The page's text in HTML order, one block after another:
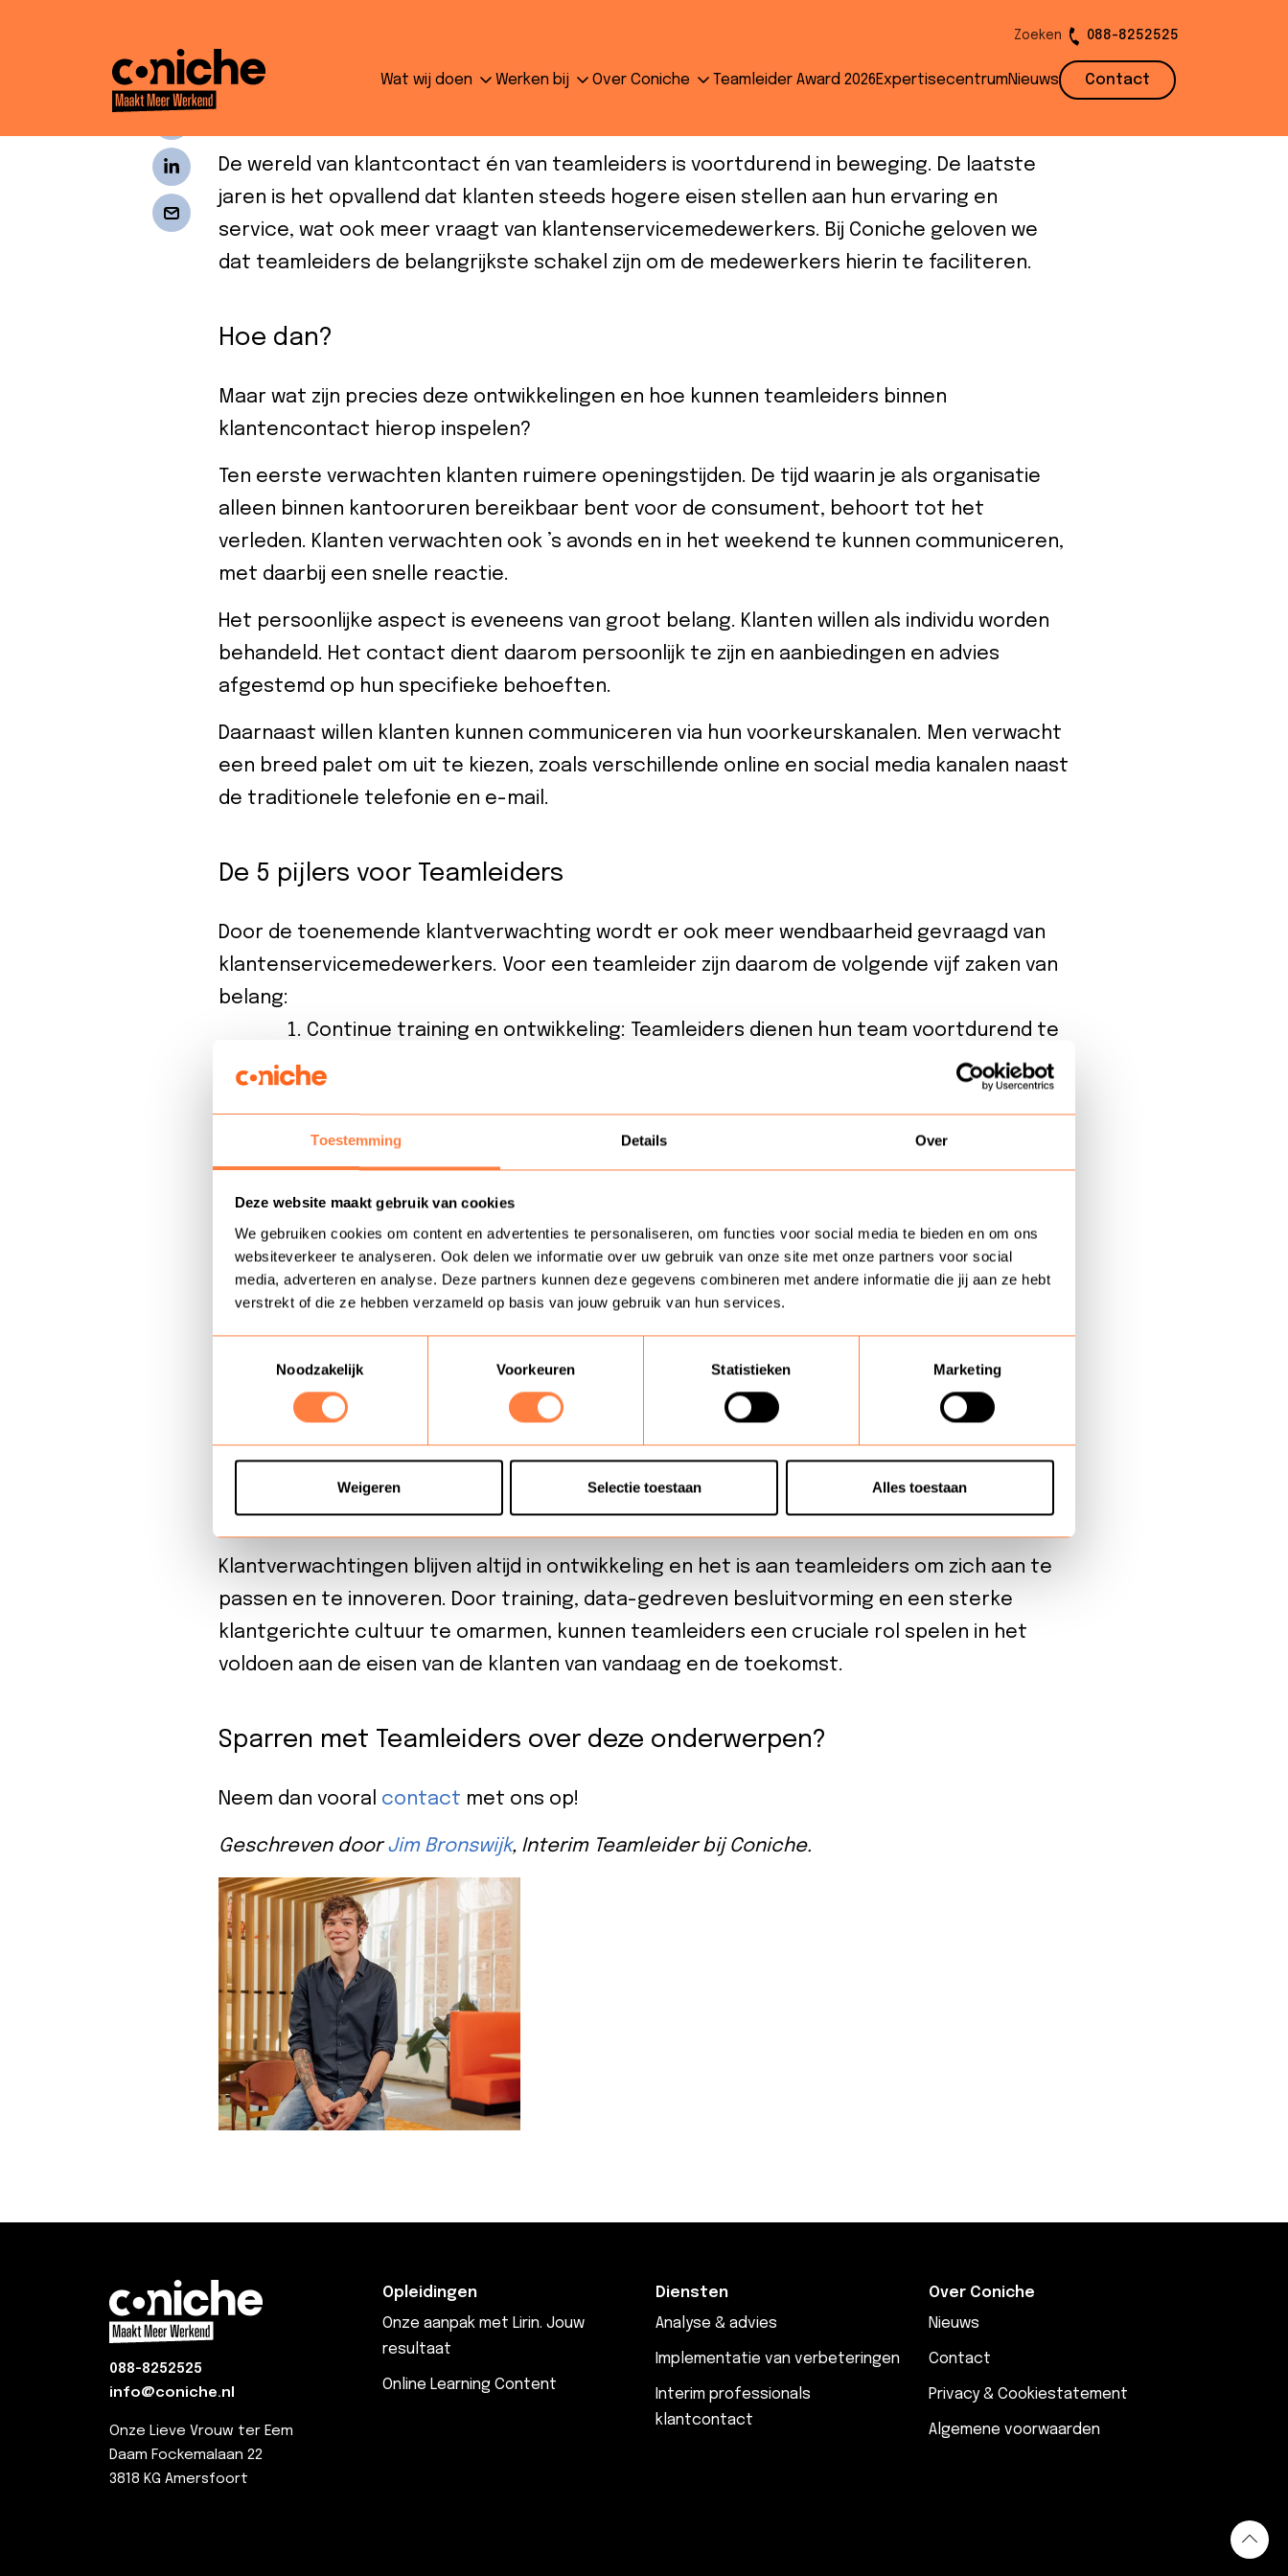
Toestemming Details Over
Deze website maakt gebruik van cookies
We gebruiken cookies om content en advertenties te personaliseren, om functies voor social media te bieden en om ons
websiteverkeer te analyseren. Ook delen we informatie over uw gebruik van onze site met onze partners voor social
media, adverteren en analyse. Deze partners kunnen deze gegevens combineren met andere informatie die jij aan ze hebt
verstrekt of die ze hebben verzameld op basis van jouw gebruik van hun services.
Noodzakelijk
Voorkeuren Statistieken Marketing
Weigeren Selectie toestaan Alles toestaan
Zoeken 088-8252525
Wat wij doen Werken bij Over Coniche Teamleider Award 2026ExpertisecentrumNieuws Contact
De nieuwe norm in klantverwachtingen: een gids voor
De wereld van klantcontact én van teamleiders is voortdurend in beweging. De laatste
jaren is het opvallend dat klanten steeds hogere eisen stellen aan hun ervaring en
service, wat ook meer vraagt van klantenservicemedewerkers. Bij Coniche geloven we
dat teamleiders de belangrijkste schakel zijn om de medewerkers hierin te faciliteren.
Hoe dan?
Maar wat zijn precies deze ontwikkelingen en hoe kunnen teamleiders binnen
klantencontact hierop inspelen?
Ten eerste verwachten klanten ruimere openingstijden. De tijd waarin je als organisatie
alleen binnen kantooruren bereikbaar bent voor de consument, behoort tot het
verleden. Klanten verwachten ook ’s avonds en in het weekend te kunnen communiceren,
met daarbij een snelle reactie.
Het persoonlijke aspect is eveneens van groot belang. Klanten willen als individu worden
behandeld. Het contact dient daarom persoonlijk te zijn en aanbiedingen en advies
afgestemd op hun specifieke behoeften.
Daarnaast willen klanten kunnen communiceren via hun voorkeurskanalen. Men verwacht
een breed palet om uit te kiezen, zoals verschillende online en social media kanalen naast
de traditionele telefonie en e-mail.
De 5 pijlers voor Teamleiders
Door de toenemende klantverwachting wordt er ook meer wendbaarheid gevraagd van
klantenservicemedewerkers. Voor een teamleider zijn daarom de volgende vijf zaken van
belang:
Continue training en ontwikkeling: Teamleiders dienen hun team voortdurend te
faciliteren in training en persoonlijke ontwikkeling, om zo te kunnen blijven
rest van de organisatie.
Data-gerichte besluitvorming: Teamleiders dienen data in te zetten om trends
te identificeren, analyses te maken en hierop besluiten te nemen met
klantgerichtheid als uitgangspunt.
flexibele werktijden of andere flexibele werkmodellen te faciliteren. Vertrouwen
is hierin het sleutelwoord.
de organisatie. De teamleider dient hierom het aandragen van en meedenken in
innovatieve oplossingen te stimuleren.
Klantverwachtingen blijven altijd in ontwikkeling en het is aan teamleiders om zich aan te
passen en te innoveren. Door training, data-gedreven besluitvorming en een sterke
klantgerichte cultuur te omarmen, kunnen teamleiders een cruciale rol spelen in het
voldoen aan de eisen van de klanten van vandaag en de toekomst.
Sparren met Teamleiders over deze onderwerpen?
Neem dan vooral contact met ons op!
Geschreven doorJim Bronswijk, Interim Teamleider bij Coniche.
088-8252525
info@coniche.nl
Onze Lieve Vrouw ter Eem
Daam Fockemalaan 22
3818 KG Amersfoort
Opleidingen
Onze aanpak met Lirin. Jouw
resultaat
Online Learning Content
Diensten
Analyse & advies
Implementatie van verbeteringen
Interim professionals
klantcontact
Over Coniche
Nieuws
Contact
Privacy & Cookiestatement
Algemene voorwaarden